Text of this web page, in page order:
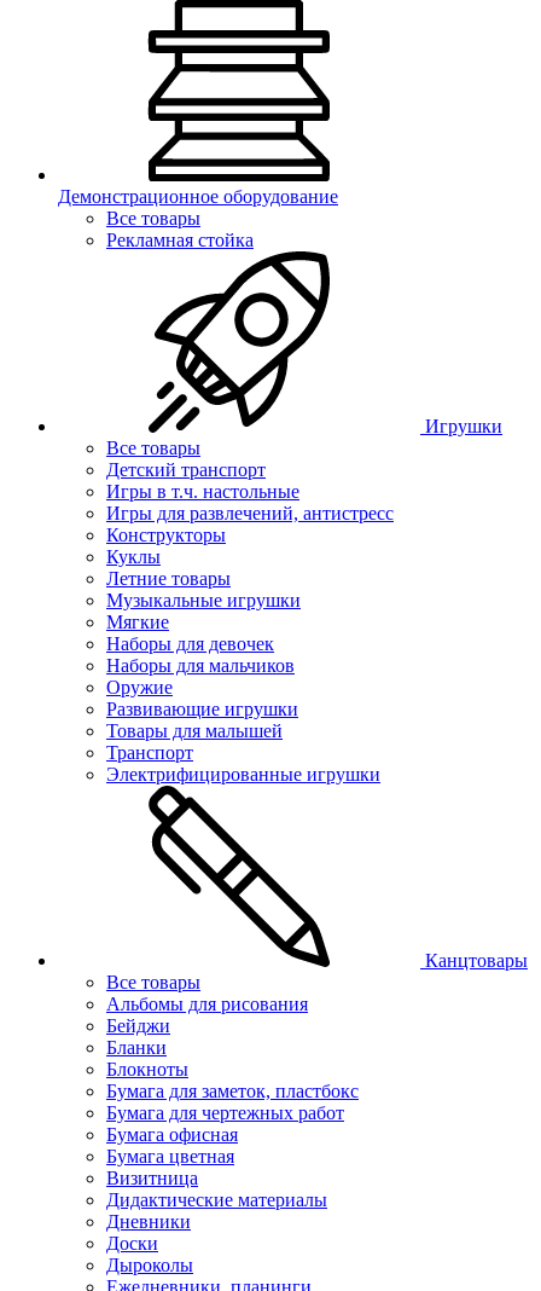
Демонстрационное оборудование
Все товары
Рекламная стойка
Игрушки
Все товары
Детский транспорт
Игры в т.ч. настольные
Игры для развлечений, антистресс
Конструкторы
Куклы
Летние товары
Музыкальные игрушки
Мягкие
Наборы для девочек
Наборы для мальчиков
Оружие
Развивающие игрушки
Товары для малышей
Транспорт
Электрифицированные игрушки
Канцтовары
Все товары
Альбомы для рисования
Бейджи
Бланки
Блокноты
Бумага для заметок, пластбокс
Бумага для чертежных работ
Бумага офисная
Бумага цветная
Визитница
Дидактические материалы
Дневники
Доски
Дыроколы
Ежедневники, планинги